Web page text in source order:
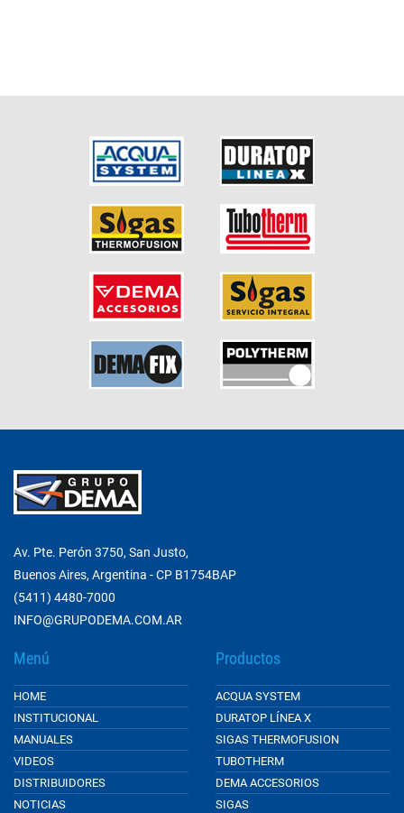
Av. Pte. Perón 3750, San Justo,
Buenos Aires, Argentina - CP B1754BAP
(5411) 4480-7000
INFO@GRUPODEMA.COM.AR
Menú
HOME
INSTITUCIONAL
MANUALES
VIDEOS
DISTRIBUIDORES
NOTICIAS
Productos
ACQUA SYSTEM
DURATOP LÍNEA X
SIGAS THERMOFUSION
TUBOTHERM
DEMA ACCESORIOS
SIGAS